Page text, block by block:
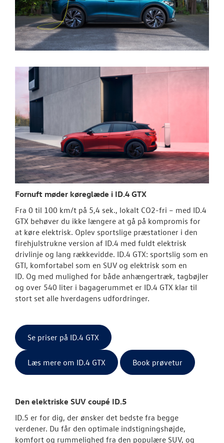
Fornuft møder køreglæde i ID.4 GTX
Fra 0 til 100 km/t på 5,4 sek., lokalt CO2-fri – med ID.4
GTX behøver du ikke længere at gå på kompromis for
at køre elektrisk. Oplev sportslige præstationer i den
firehjulstrukne version af ID.4 med fuldt elektrisk
drivlinje og lang rækkevidde. ID.4 GTX: sportslig som en
GTI, komfortabel som en SUV og elektrisk som en
ID. Og med mulighed for både anhængertræk, tagbøjler
og over 540 liter i bagagerummet er ID.4 GTX klar til
stort set alle hverdagens udfordringer.
Se priser på ID.4 GTX
Læs mere om ID.4 GTX Book prøvetur
Den elektriske SUV coupé ID.5
ID.5 er for dig, der ønsker det bedste fra begge
verdener. Du får den optimale indstigningshøjde,
komfort og rummelighed fra den populære SUV, og